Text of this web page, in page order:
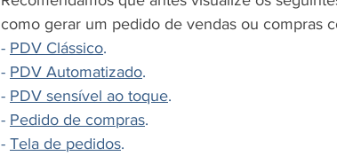
como gerar um pedido de vendas ou compras
- PDV Clássico.
- PDV Automatizado.
- PDV sensível ao toque.
- Pedido de compras.
- Tela de pedidos.